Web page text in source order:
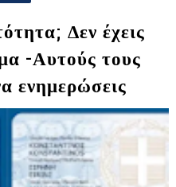
Δεν έχεις
-Αυτούς τους
ενημερώσεις